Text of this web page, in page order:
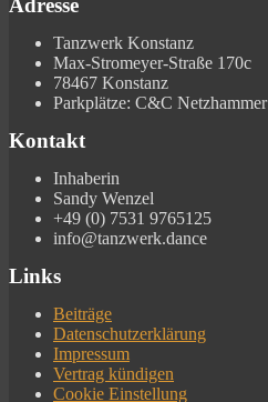
Adresse
Tanzwerk Konstanz
Max-Stromeyer-Straße 170c
78467 Konstanz
Parkplätze: C&C Netzhammer
Kontakt
Inhaberin
Sandy Wenzel
+49 (0) 7531 9765125
info@tanzwerk.dance
Links
Beiträge
Datenschutzerklärung
Impressum
Vertrag kündigen
Cookie Einstellung